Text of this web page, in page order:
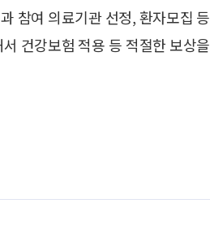
참여 의료기관 선정, 환자모집 등
건강보험 적용 등 적절한 보상을